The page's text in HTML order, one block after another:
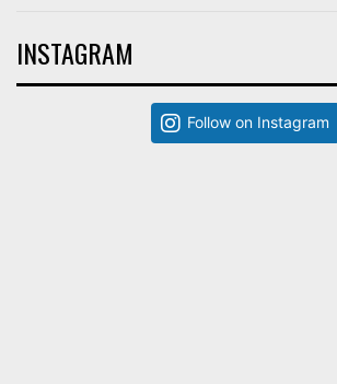
INSTAGRAM
Follow on Instagram